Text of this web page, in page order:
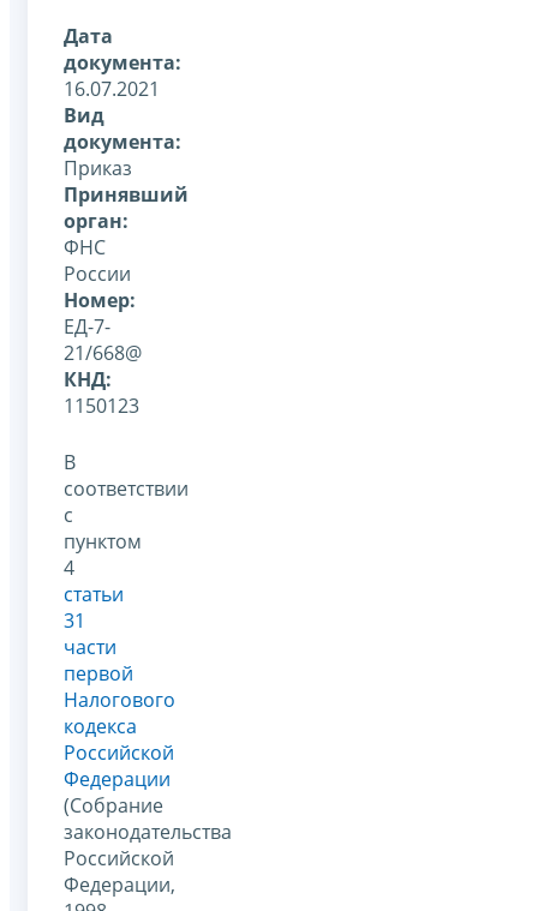
Дата
документа:
16.07.2021
Вид
документа:
Приказ
Принявший
орган:
ФНС
России
Номер:
ЕД-7-
21/668@
КНД:
1150123
В
соответствии
с
пунктом
4
статьи
31
части
первой
Налогового
кодекса
Российской
Федерации
(Собрание
законодательства
Российской
Федерации,